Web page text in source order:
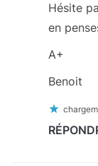
Hésite
en
A+
Benoit